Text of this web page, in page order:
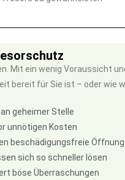
Mit ein wenig Voraussicht
bereit für Sie ist – oder wie
geheimer Stelle
unnötigen Kosten
beschädigungsfreie Öffnung
sich so schneller lösen
böse Überraschungen